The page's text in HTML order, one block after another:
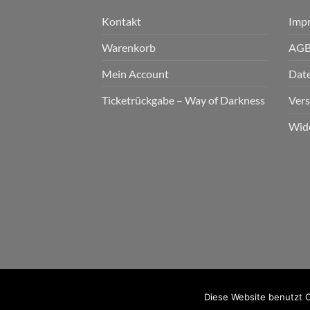
Kontakt
Warenkorb
Mein Account
Ticketrückgabe – Way of Darkness
Diese Website benutzt